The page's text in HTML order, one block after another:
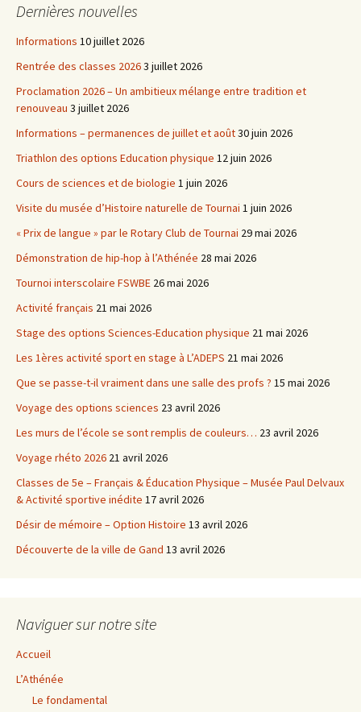
articles
Dernières nouvelles
Informations 10 juillet 2026
Rentrée des classes 20263 juillet 2026
Proclamation 2026 – Un ambitieux mélange entre tradition et
renouveau 3 juillet 2026
Informations – permanences de juillet et août30 juin 2026
Triathlon des options Education physique 12 juin 2026
Cours de sciences et de biologie 1 juin 2026
Visite du musée d’Histoire naturelle de Tournai 1 juin 2026
« Prix de langue » par le Rotary Club de Tournai 29 mai 2026
Démonstration de hip-hop à l’Athénée 28 mai 2026
Tournoi interscolaire FSWBE 26 mai 2026
Activité français 21 mai 2026
Stage des options Sciences-Education physique 21 mai 2026
Les 1ères activité sport en stage à L’ADEPS 21 mai 2026
Que se passe-t-il vraiment dans une salle des profs ? 15 mai 2026
Voyage des options sciences 23 avril 2026
Les murs de l’école se sont remplis de couleurs… 23 avril 2026
Voyage rhéto 2026 21 avril 2026
Classes de 5e – Français & Éducation Physique – Musée Paul Delvaux
& Activité sportive inédite 17 avril 2026
Désir de mémoire – Option Histoire 13 avril 2026
Découverte de la ville de Gand 13 avril 2026
Naviguer sur notre site
Accueil
L’Athénée
Le fondamental